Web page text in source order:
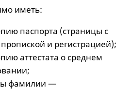
иметь:
паспорта (страницы с
и регистрацией);
аттестата о среднем
фамилии —